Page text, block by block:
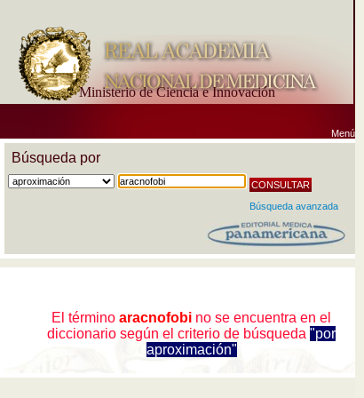
Ministerio de Ciencia e Innovación
Menú
Búsqueda por
Búsqueda avanzada